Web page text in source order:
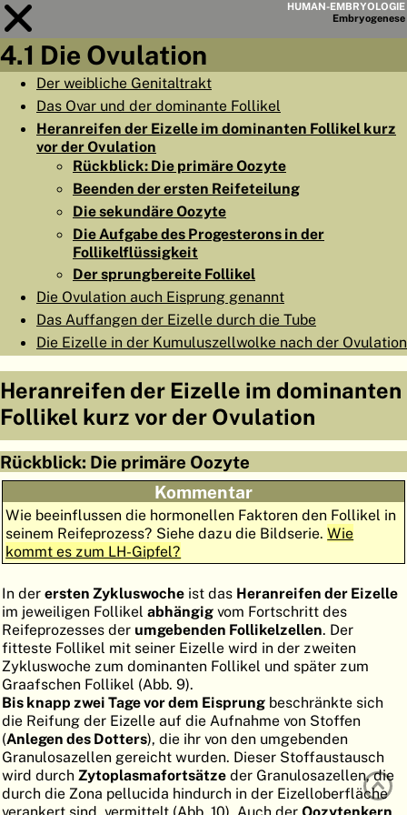
HUMAN-EMBRYOLOGIE
Embryogenese
Modul4
KAPITELLISTE
ABSTRAKT
EMBRYOGENESE
ORGANOGENESE
ATLASEMBRYOLOGY
SUCHEN
HILFE
FR
EN
4.1 Die Ovulation
Der weibliche Genitaltrakt
Das Ovar und der dominante Follikel
Heranreifen der Eizelle im dominanten Follikel kurz
vor der Ovulation
Rückblick: Die primäre Oozyte
Beenden der ersten Reifeteilung
Die sekundäre Oozyte
Die Aufgabe des Progesterons in der
Follikelflüssigkeit
Der sprungbereite Follikel
Die Ovulation auch Eisprung genannt
Das Auffangen der Eizelle durch die Tube
Die Eizelle in der Kumuluszellwolke nach der Ovulation
Heranreifen der Eizelle im dominanten
Follikel kurz vor der Ovulation
Rückblick: Die primäre Oozyte
Kommentar
Wie beeinflussen die hormonellen Faktoren den Follikel in
seinem Reifeprozess? Siehe dazu die Bildserie.Wie
kommt es zum LH-Gipfel?
In der ersten Zykluswoche ist das Heranreifen der Eizelle
im jeweiligen Follikel abhängig vom Fortschritt des
Reifeprozesses der umgebenden Follikelzellen. Der
fitteste Follikel mit seiner Eizelle wird in der zweiten
Zykluswoche zum dominanten Follikel und später zum
Graafschen Follikel (Abb. 9).
Bis knapp zwei Tage vor dem Eisprung beschränkte sich
die Reifung der Eizelle auf die Aufnahme von Stoffen
(Anlegen des Dotters), die ihr von den umgebenden
Granulosazellen gereicht wurden. Dieser Stoffaustausch
wird durch Zytoplasmafortsätze der Granulosazellen, die
durch die Zona pellucida hindurch in der Eizelloberfläche